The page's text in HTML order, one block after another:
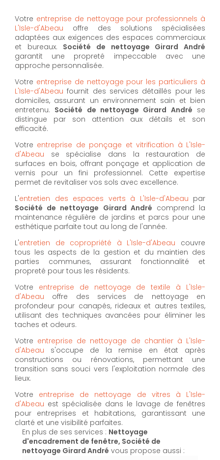
Votre entreprise de nettoyage pour professionnels à
L'Isle-d'Abeau offre des solutions spécialisées
adaptées aux exigences des espaces commerciaux
et bureaux. Société de nettoyage Girard André
garantit une propreté impeccable avec une
approche personnalisée.
Votre entreprise de nettoyage pour les particuliers à
L'Isle-d'Abeau fournit des services détaillés pour les
domiciles, assurant un environnement sain et bien
entretenu. Société de nettoyage Girard André se
distingue par son attention aux détails et son
efficacité.
Votre entreprise de ponçage et vitrification à L'Isle-
d'Abeau se spécialise dans la restauration de
surfaces en bois, offrant ponçage et application de
vernis pour un fini professionnel. Cette expertise
permet de revitaliser vos sols avec excellence.
L'entretien des espaces verts à L'Isle-d'Abeau par
Société de nettoyage Girard André comprend la
maintenance régulière de jardins et parcs pour une
esthétique parfaite tout au long de l'année.
L'entretien de copropriété à L'Isle-d'Abeau couvre
tous les aspects de la gestion et du maintien des
parties communes, assurant fonctionnalité et
propreté pour tous les résidents.
Votre entreprise de nettoyage de textile à L'Isle-
d'Abeau offre des services de nettoyage en
profondeur pour canapés, rideaux et autres textiles,
utilisant des techniques avancées pour éliminer les
taches et odeurs.
Votre entreprise de nettoyage de chantier à L'Isle-
d'Abeau s'occupe de la remise en état après
constructions ou rénovations, permettant une
transition sans souci vers l'exploitation normale des
lieux.
Votre entreprise de nettoyage de vitres à L'Isle-
d'Abeau est spécialisée dans le lavage de fenêtres
pour entreprises et habitations, garantissant une
clarté et une visibilité parfaites.
En plus de ses services : Nettoyage
d'encadrement de fenêtre, Société de
nettoyage Girard André vous propose aussi :